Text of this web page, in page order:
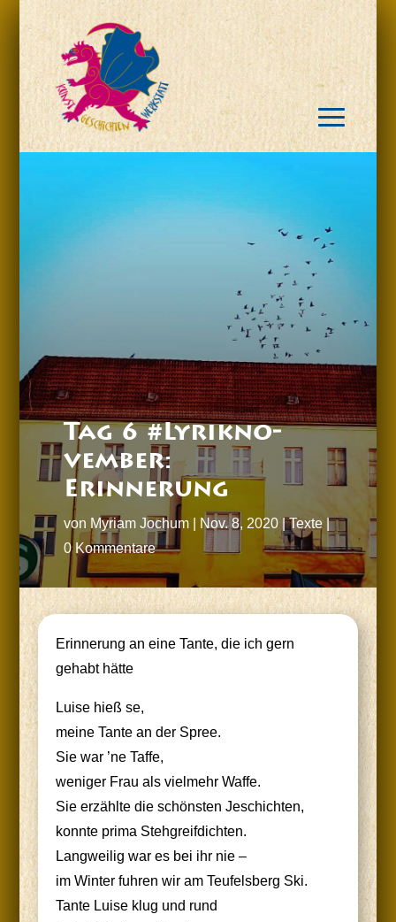
Tag 6 #Lyrik­no­
vem­ber:
Erinnerung
von Myriam Jochum Nov. 8, 2020 |Texte|
0 Kommentare
Erin­ne­rung an eine Tan­te, die ich gern
gehabt hätte
Lui­se hieß se,
mei­ne Tan­te an der Spree.
Sie war ’ne Taffe,
weni­ger Frau als viel­mehr Waffe.
Sie erzähl­te die schöns­ten Jeschichten,
konn­te pri­ma Stehgreifdichten.
Lang­wei­lig war es bei ihr nie –
im Win­ter fuh­ren wir am Teu­fels­berg Ski.
Tan­te Lui­se klug und rund